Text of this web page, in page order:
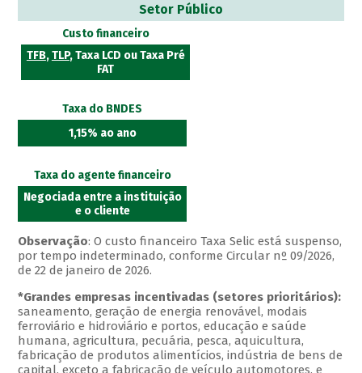
Setor Público
Custo financeiro
TFB,TLP, Taxa LCD ou Taxa Pré
FAT
Taxa do BNDES
1,15% ao ano
Taxa do agente financeiro
Negociada entre a instituição
e o cliente
Observação: O custo financeiro Taxa Selic está suspenso,
por tempo indeterminado, conforme Circular nº 09/2026,
de 22 de janeiro de 2026.
*Grandes empresas incentivadas (setores prioritários):
saneamento, geração de energia renovável, modais
ferroviário e hidroviário e portos, educação e saúde
humana, agricultura, pecuária, pesca, aquicultura,
fabricação de produtos alimentícios, indústria de bens de